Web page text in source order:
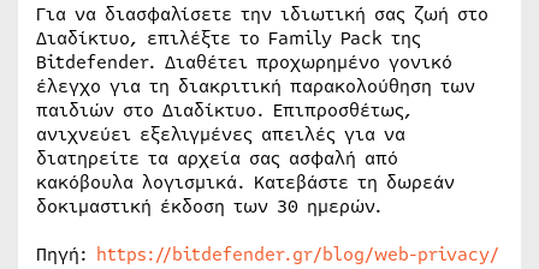
Για να διασφαλίσετε την ιδιωτική σας ζωή στο
Διαδίκτυο, επιλέξτε το Family Pack της
Bitdefender. Διαθέτει προχωρημένο γονικό
έλεγχο για τη διακριτική παρακολούθηση των
παιδιών στο Διαδίκτυο. Επιπροσθέτως,
ανιχνεύει εξελιγμένες απειλές για να
διατηρείτε τα αρχεία σας ασφαλή από
κακόβουλα λογισμικά. Κατεβάστε τη δωρεάν
δοκιμαστική έκδοση των 30 ημερών.
Πηγή: https://bitdefender.gr/blog/web-privacy/